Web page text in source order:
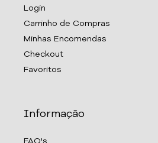
Login
Carrinho de Compras
Minhas Encomendas
Checkout
Favoritos
Informação
FAQ's